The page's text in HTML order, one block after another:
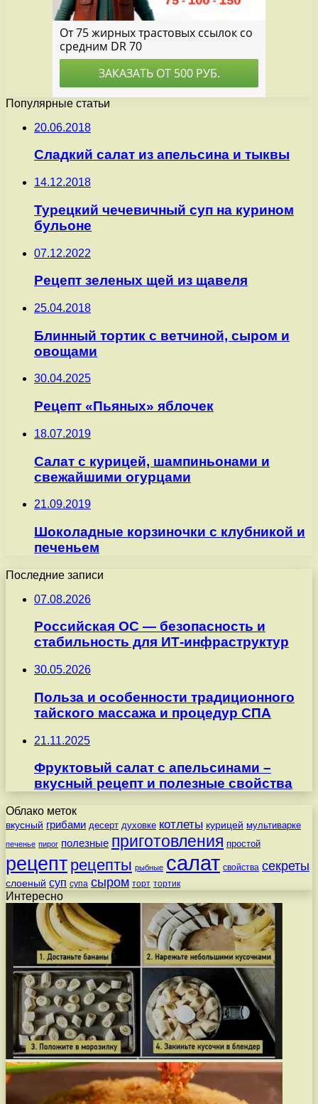
Популярные статьи
20.06.2018
Сладкий салат из апельсина и тыквы
14.12.2018
Турецкий чечевичный суп на курином
бульоне
07.12.2022
Рецепт зеленых щей из щавеля
25.04.2018
Блинный тортик с ветчиной, сыром и
овощами
30.04.2025
Рецепт «Пьяных» яблочек
18.07.2019
Салат с курицей, шампиньонами и
свежайшими огурцами
21.09.2019
Шоколадные корзиночки с клубникой и
печеньем
Последние записи
07.08.2026
Российская ОС — безопасность и
стабильность для ИТ-инфраструктур
30.05.2026
Польза и особенности традиционного
тайского массажа и процедур СПА
21.11.2025
Фруктовый салат с апельсинами –
вкусный рецепт и полезные свойства
Облако меток
вкусный грибами десерт духовке котлеты курицей мультиварке
печенье пирог полезные приготовления простой
рецепт рецепты рыбные салат свойства секреты
слоеный суп супа сыром торт тортик
Интересно